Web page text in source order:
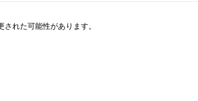
れた可能性があります。